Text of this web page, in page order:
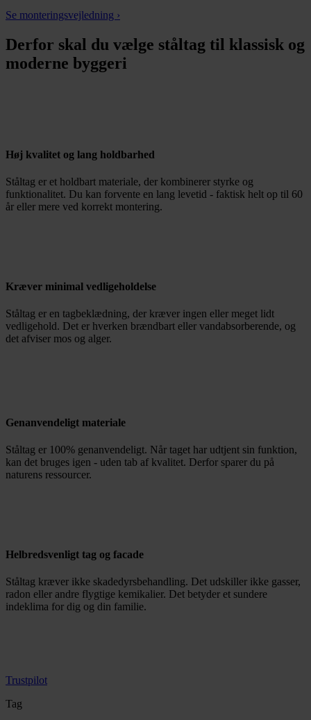
Se monteringsvejledning ›
Derfor skal du vælge ståltag til klassisk og
moderne byggeri
Høj kvalitet og lang holdbarhed
Ståltag er et holdbart materiale, der kombinerer styrke og
funktionalitet. Du kan forvente en lang levetid - faktisk helt op til 60
år eller mere ved korrekt montering.
Kræver minimal vedligeholdelse
Ståltag er en tagbeklædning, der kræver ingen eller meget lidt
vedligehold. Det er hverken brændbart eller vandabsorberende, og
det afviser mos og alger.
Genanvendeligt materiale
Ståltag er 100% genanvendeligt. Når taget har udtjent sin funktion,
kan det bruges igen - uden tab af kvalitet. Derfor sparer du på
naturens ressourcer.
Helbredsvenligt tag og facade
Ståltag kræver ikke skadedyrsbehandling. Det udskiller ikke gasser,
radon eller andre flygtige kemikalier. Det betyder et sundere
indeklima for dig og din familie.
Trustpilot
Tag